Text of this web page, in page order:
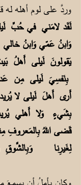
وردَّ على لوم أهله له
لَقَد لامَني في حُبِّ
وَابنُ عَمّي وَابنُ خالي
يَقولونَ لَيلى أَهلُ
بِنَفسِيَ لَيلى مِن
أَرى أَهلَ لَيلى لا
بِشَيءٍ وَلا أَهلي
قَضى اللهُ بِالمَعروفِ
لِغَيرِنا وَبِالشَّوقِ